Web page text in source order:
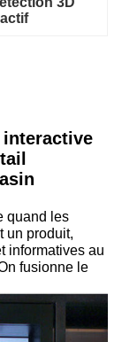
quand les
un produit,
informatives au
fusionne le